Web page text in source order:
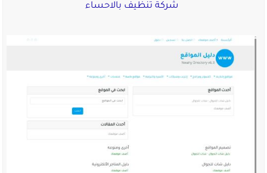
شركة تنظيف بالاحساء